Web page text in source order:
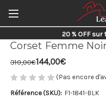
20 % OFF
Corset Femme
310,00€144,00€
(Pas encore
Référence (SKU): F1-1841-BLK